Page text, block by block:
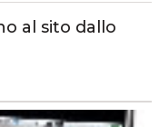
al sito dallo